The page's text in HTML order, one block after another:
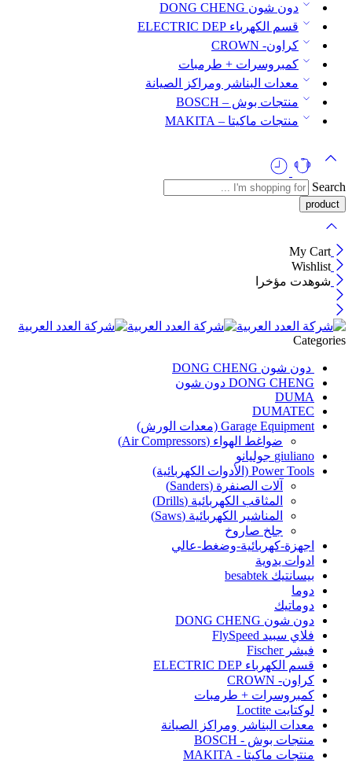
دون شون DONG CHENG
قسم الكهرباء ELECTRIC DEP
كراون- CROWN
كمبروسرات + طرمبات
معدات البناشر ومراكز الصيانة
منتجات بوش – BOSCH
منتجات ماكيتا – MAKITA
Search
My Cart
Wishlist
شوهدت مؤخرا
Categories
دون شون DONG CHENG
DONG CHENG دون شون
DUMA
DUMATEC
Garage Equipment (معدات الورش)
ضواغط الهواء (Air Compressors)
giuliano جوليانو
Power Tools (الأدوات الكهربائية)
آلات الصنفرة (Sanders)
المثاقب الكهربائية (Drills)
المناشير الكهربائية (Saws)
جلخ صاروخ
اجهزة-كهربائية-وضغط-عالي
ادوات يدوية
بيسانتيك besabtek
دوما
دوماتيك
دون شون DONG CHENG
فلاي سبيد FlySpeed
فيشر Fischer
قسم الكهرباء ELECTRIC DEP
كراون- CROWN
كمبروسرات + طرمبات
لوكتايت Loctite
معدات البناشر ومراكز الصيانة
منتجات بوش - BOSCH
منتجات ماكيتا - MAKITA